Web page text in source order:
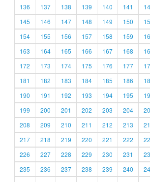
136
137 138 139 140 141
145
146 147 148 149 150
154
155 156 157 158 159
163
164 165 166 167 168
172
173 174 175 176 177
181
182 183 184 185 186
190
191 192 193 194 195
199
200 201 202 203 204
208
209 210 211 212 213
217
218 219 220 221 222
226
227 228 229 230 231
235
236 237 238 239 240